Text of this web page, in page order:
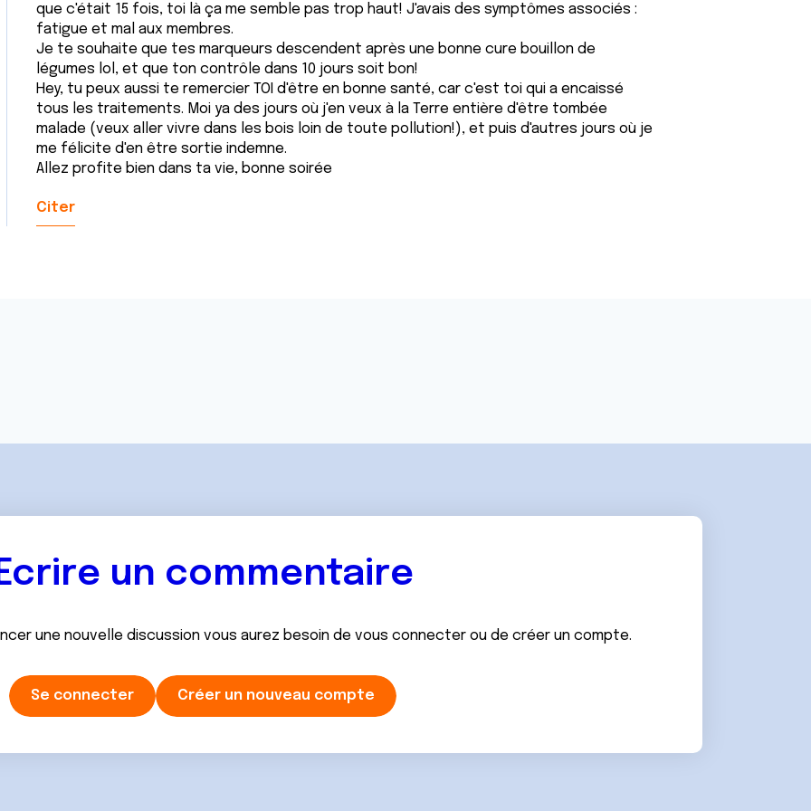
que c'était 15 fois, toi là ça me semble pas trop haut! J'avais des symptômes associés :
fatigue et mal aux membres.
Je te souhaite que tes marqueurs descendent après une bonne cure bouillon de
légumes lol, et que ton contrôle dans 10 jours soit bon!
Hey, tu peux aussi te remercier TOI d'être en bonne santé, car c'est toi qui a encaissé
tous les traitements. Moi ya des jours où j'en veux à la Terre entière d'être tombée
malade (veux aller vivre dans les bois loin de toute pollution!), et puis d'autres jours où je
me félicite d'en être sortie indemne.
Allez profite bien dans ta vie, bonne soirée
Citer
Ecrire un commentaire
une nouvelle discussion vous aurez besoin de vous connecter ou de créer un compte.
Se connecter Créer un nouveau compte